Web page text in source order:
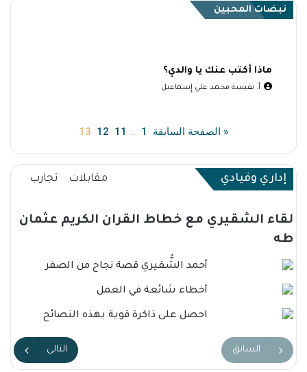
نبضات المحبين
ماذا أكتب عنك يا والدي؟
أ. نفيسة محمد علي إٍسماعيل
« الصفحة السابقة 1
…
11
12
13
إداري وقيادي مقابلات تجارب
لقاء الشقيري مع خطاط القران الكريم عثمان
طه
أحمد الشُّقيري قصة نجاح من الصفر
أخطاء شائعة في العمل
احصل على ذاكرة قوية بهذه النصائح
السابق التالى